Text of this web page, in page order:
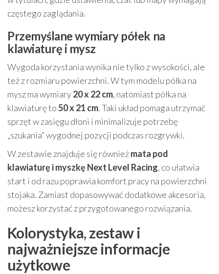
częstego zaglądania.
Przemyślane wymiary półek na
klawiaturę i mysz
Wygoda korzystania wynika nie tylko z wysokości, ale
też z rozmiaru powierzchni. W tym modelu półka na
mysz ma wymiary20 x 22 cm, natomiast półka na
klawiaturę to50 x 21 cm. Taki układ pomaga utrzymać
sprzęt w zasięgu dłoni i minimalizuje potrzebę
„szukania” wygodnej pozycji podczas rozgrywki.
W zestawie znajduje się równieżmata pod
klawiaturę i myszkę Next Level Racing, co ułatwia
start i od razu poprawia komfort pracy na powierzchni
stojaka. Zamiast dopasowywać dodatkowe akcesoria,
możesz korzystać z przygotowanego rozwiązania.
Kolorystyka, zestaw i
najważniejsze informacje
użytkowe